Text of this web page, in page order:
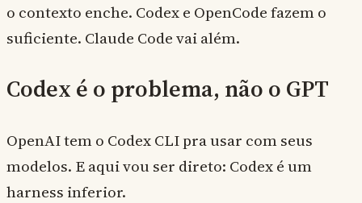
o contexto enche. Codex e OpenCode fazem o
suficiente. Claude Code vai além.
Codex é o problema, não o GPT
OpenAI tem o Codex CLI pra usar com seus
modelos. E aqui vou ser direto: Codex é um
harness inferior.